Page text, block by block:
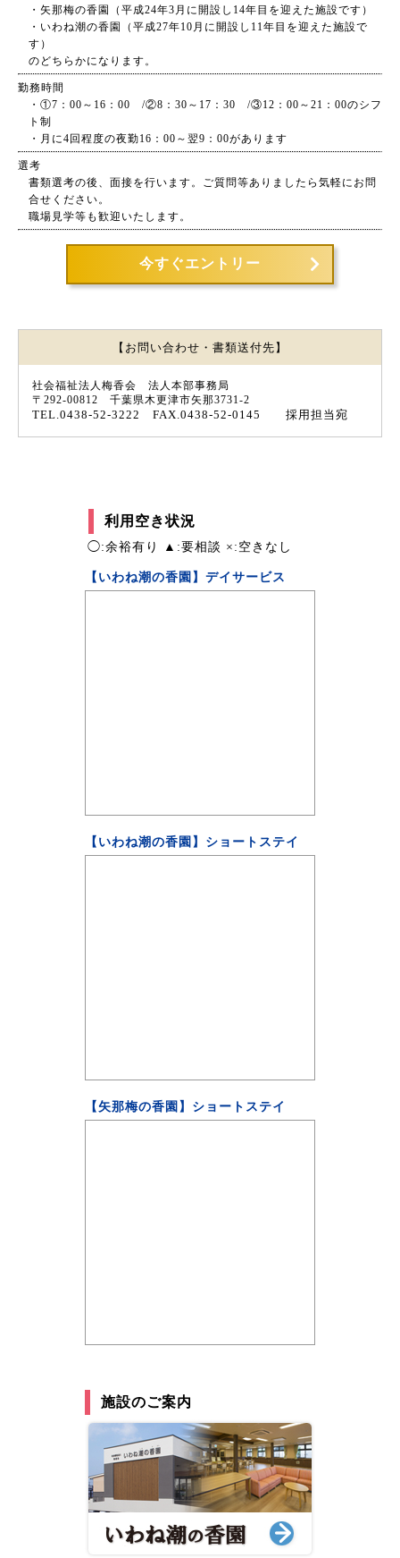
利用空き状況
◯:余裕有り ▲:要相談 ×:空きなし
【いわね潮の香園】デイサービス
【いわね潮の香園】ショートステイ
【矢那梅の香園】ショートステイ
施設のご案内
・矢那梅の香園（平成24年3月に開設し14年目を迎えた施設です）
・いわね潮の香園（平成27年10月に開設し11年目を迎えた施設で
す）
のどちらかになります。
勤務時間
・①7：00～16：00 /②8：30～17：30 /③12：00～21：00のシフ
ト制
・月に4回程度の夜勤16：00～翌9：00があります
選考
書類選考の後、面接を行います。ご質問等ありましたら気軽にお問
合せください。
職場見学等も歓迎いたします。
今すぐエントリー
【お問い合わせ・ 書類送付先】
社会福祉法人梅香会 法人本部事務局
〒292-00812 千葉県木更津市矢那3731-2
TEL.0438-52-3222 FAX.0438-52-0145 採用担当宛